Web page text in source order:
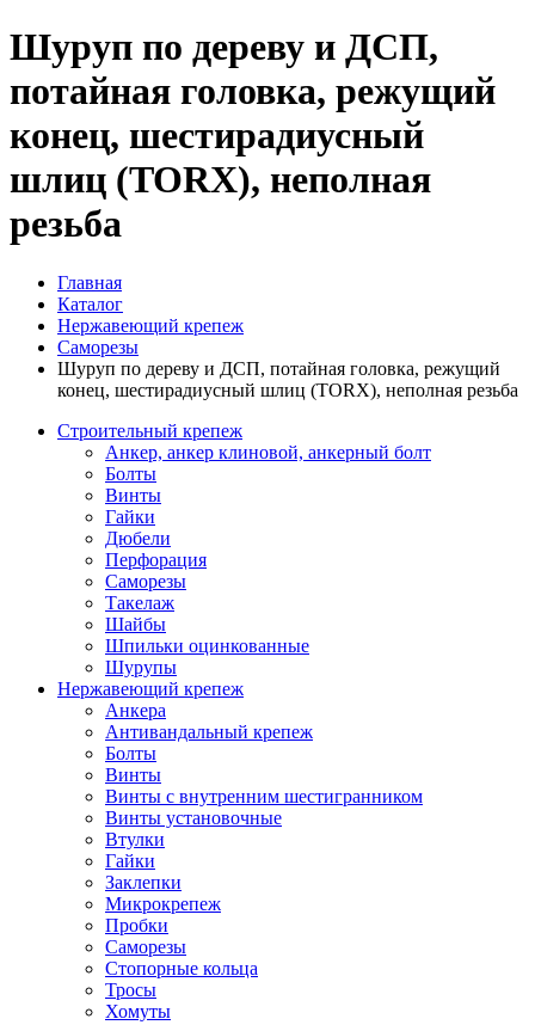
Шуруп по дереву и ДСП,
потайная головка, режущий
конец, шестирадиусный
шлиц (TORX), неполная
резьба
Главная
Каталог
Нержавеющий крепеж
Саморезы
Шуруп по дереву и ДСП, потайная головка, режущий
конец, шестирадиусный шлиц (TORX), неполная резьба
Строительный крепеж
Анкер, анкер клиновой, анкерный болт
Болты
Винты
Гайки
Дюбели
Перфорация
Саморезы
Такелаж
Шайбы
Шпильки оцинкованные
Шурупы
Нержавеющий крепеж
Анкера
Антивандальный крепеж
Болты
Винты
Винты с внутренним шестигранником
Винты установочные
Втулки
Гайки
Заклепки
Микрокрепеж
Пробки
Саморезы
Стопорные кольца
Тросы
Хомуты